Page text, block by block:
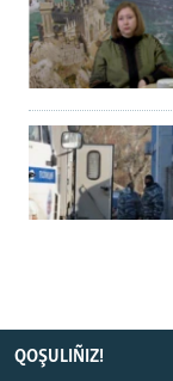
QOŞULIÑIZ!